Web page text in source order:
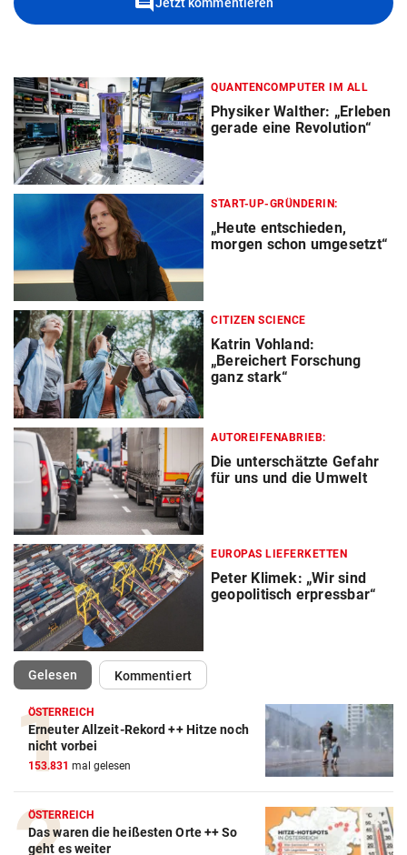
Jetzt kommentieren
QUANTENCOMPUTER IM ALL
Physiker Walther: „Erleben
gerade eine Revolution“
START-UP-GRÜNDERIN:
„Heute entschieden,
morgen schon umgesetzt“
CITIZEN SCIENCE
Katrin Vohland:
„Bereichert Forschung
ganz stark“
AUTOREIFENABRIEB:
Die unterschätzte Gefahr
für uns und die Umwelt
EUROPAS LIEFERKETTEN
Peter Klimek: „Wir sind
geopolitisch erpressbar“
Gelesen(ausgewählt)Kommentiert
ÖSTERREICH
Erneuter Allzeit-Rekord ++ Hitze noch
nicht vorbei
153.831 mal gelesen
ÖSTERREICH
Das waren die heißesten Orte ++ So
geht es weiter